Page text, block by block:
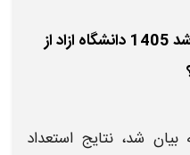
3- ✔️ نتایج استعداد درخشان ارشد 1405 دانشگاه ازاد از
شد، نتایج استعداد